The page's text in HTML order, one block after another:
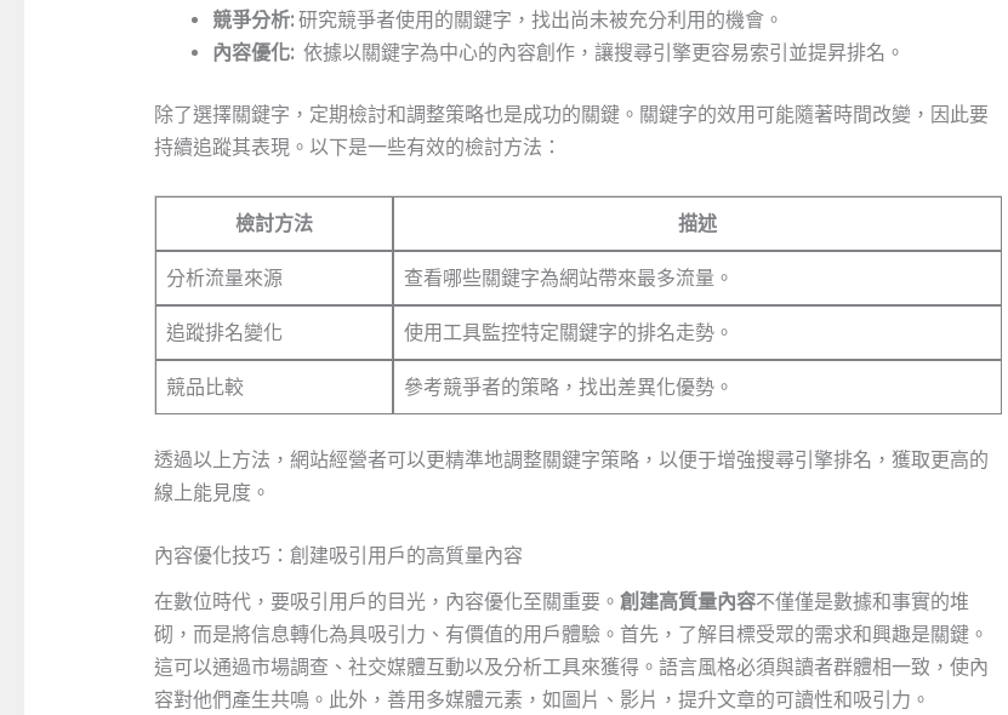
競爭分析:研究競爭者使用的關鍵字，找出尚未被充分利用的機會。
內容優化:⁢ 依據以關鍵字為中心的內容創作，讓搜尋引擎更容易索引並提昇排名。
除了選擇關鍵字，定期檢討和調整策略也是成功的關鍵。關鍵字的效用可能隨著時間改變，因此要
持續追蹤其表現。以下是一些有效的檢討方法：
檢討方法 描述
分析流量來源 查看哪些關鍵字為網站帶來最多流量。
追蹤排名變化 使用工具監控特定關鍵字的排名走勢。
競品比較 參考競爭者的策略，找出差異化優勢。
透過以上方法，網站經營者可以更精準地調整關鍵字策略，以便于增強搜尋引擎排名，獲取更高的
線上能見度。
內容優化技巧：創建吸引用戶的高質量內容
在數位時代，要吸引用戶的目光，內容優化至關重要。 創建高質量內容不僅僅是數據和事實的堆
砌，而是將信息轉化為具吸引力、有價值的用戶體驗。首先，了解目標受眾的需求和興趣是關鍵。
這可以通過市場調查、社交媒體互動以及分析工具來獲得。語言風格必須與讀者群體相一致，使內
容對他們產生共鳴。此外，善用多媒體元素，如圖片、影片，提升文章的可讀性和吸引力。